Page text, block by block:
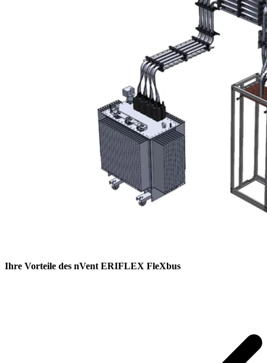
Ihre Vorteile des nVent ERIFLEX FleXbus